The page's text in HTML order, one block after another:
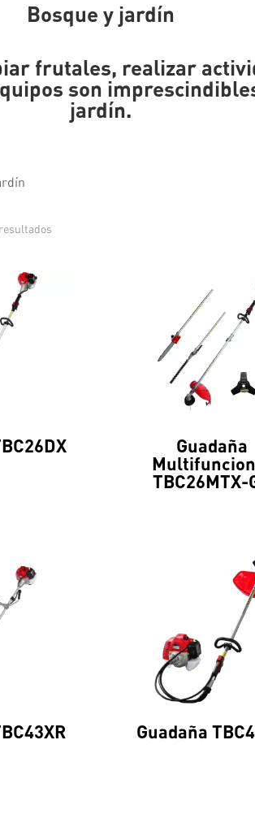
Bosque y jardín
frutales, realizar
son
jardín.
Guadaña
TBC26MTX-
Guadaña